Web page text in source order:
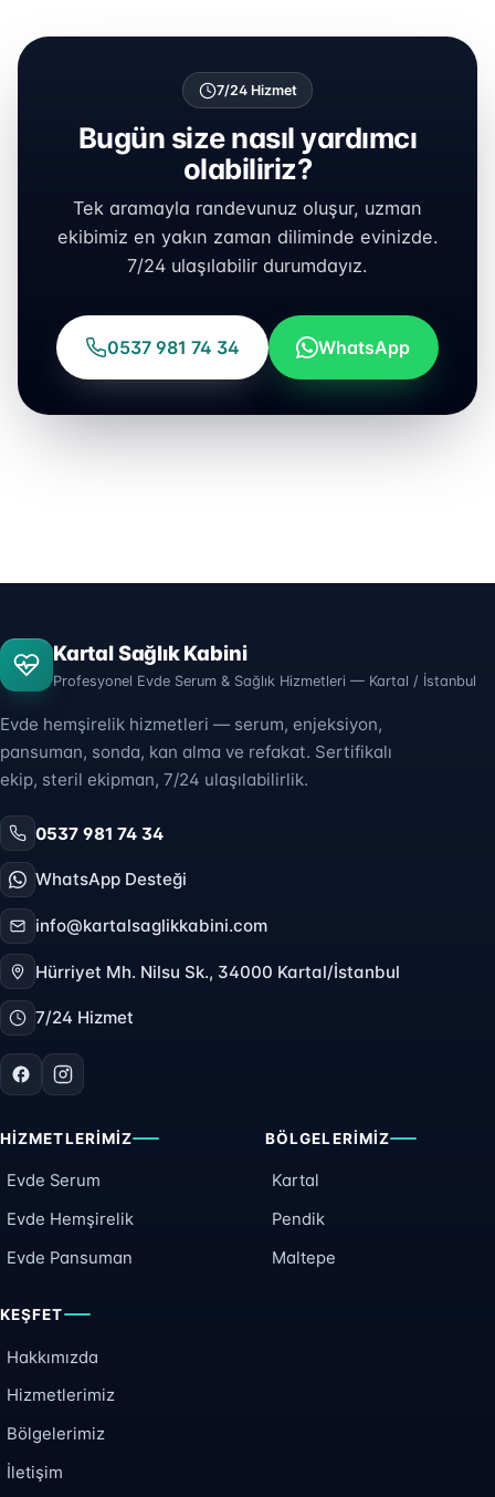
7/24 Hizmet
Bugün size nasıl yardımcı
olabiliriz?
Tek aramayla randevunuz oluşur, uzman
ekibimiz en yakın zaman diliminde evinizde.
7/24 ulaşılabilir durumdayız.
0537 981 74 34 WhatsApp
Kartal Sağlık Kabini
Profesyonel Evde Serum & Sağlık Hizmetleri — Kartal / İstanbul
Evde hemşirelik hizmetleri — serum, enjeksiyon,
pansuman, sonda, kan alma ve refakat. Sertifikalı
ekip, steril ekipman, 7/24 ulaşılabilirlik.
0537 981 74 34
WhatsApp Desteği
info@kartalsaglikkabini.com
Hürriyet Mh. Nilsu Sk., 34000 Kartal/İstanbul
7/24 Hizmet
HIZMETLERIMIZ
Evde Serum
Evde Hemşirelik
Evde Pansuman
BÖLGELERIMIZ
Kartal
Pendik
Maltepe
KEŞFET
Hakkımızda
Hizmetlerimiz
Bölgelerimiz
İletişim